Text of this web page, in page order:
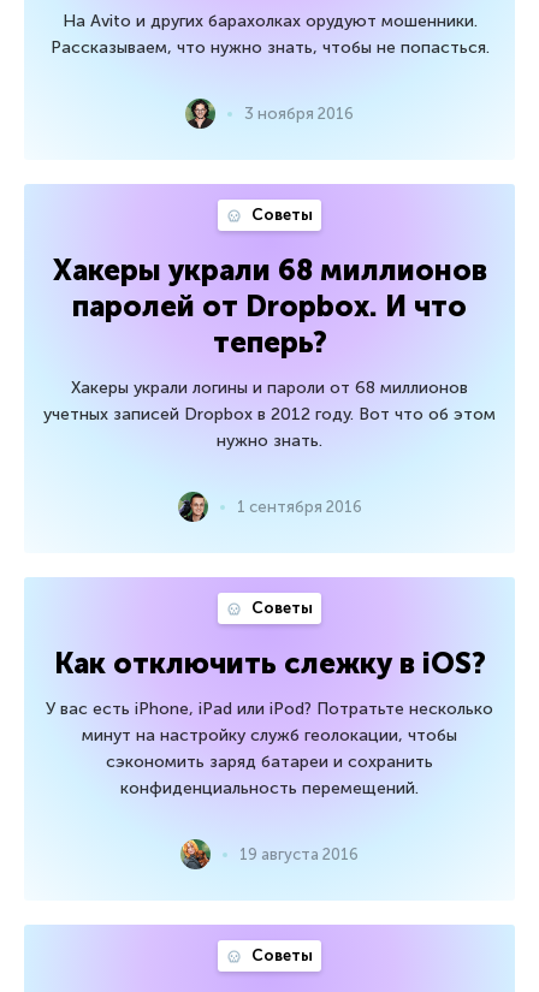
На Avito и других барахолках орудуют мошенники.
Рассказываем, что нужно знать, чтобы не попасться.
3 ноября 2016
Советы
Хакеры украли 68 миллионов
паролей от Dropbox. И что
теперь?
Хакеры украли логины и пароли от 68 миллионов
учетных записей Dropbox в 2012 году. Вот что об этом
нужно знать.
1 сентября 2016
Советы
Как отключить слежку в iOS?
У вас есть iPhone, iPad или iPod? Потратьте несколько
минут на настройку служб геолокации, чтобы
сэкономить заряд батареи и сохранить
конфиденциальность перемещений.
19 августа 2016
Советы